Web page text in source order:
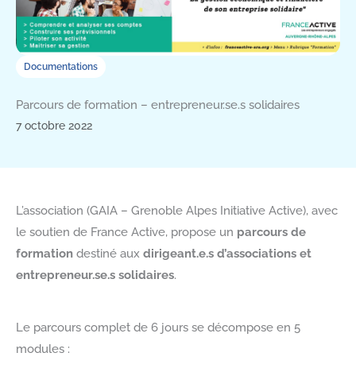
Documentations
Parcours de formation – entrepreneur.se.s solidaires
7 octobre 2022
L’association (GAIA – Grenoble Alpes Initiative Active), avec
le soutien de France Active, propose un parcours de
formation destiné aux dirigeant.e.s d’associations et
entrepreneur.se.s solidaires.
Le parcours complet de 6 jours se décompose en 5
modules :